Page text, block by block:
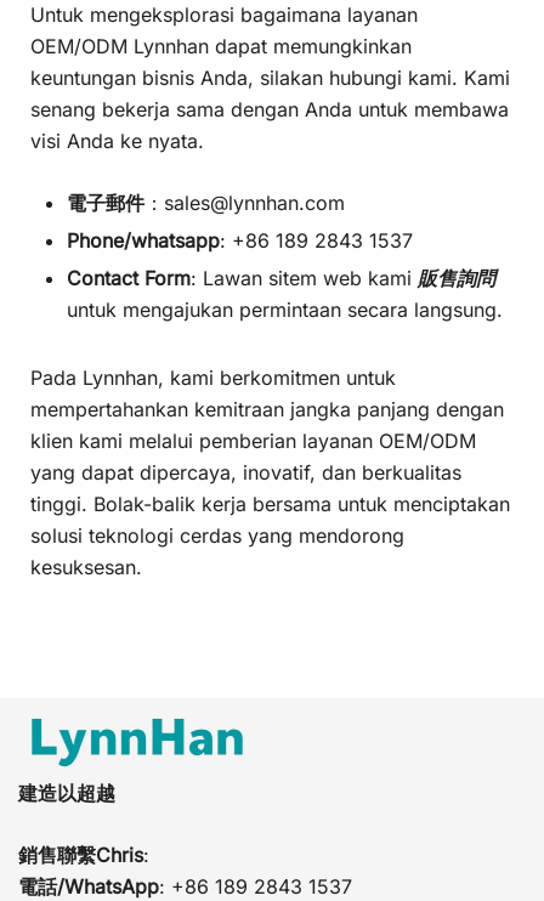
Untuk mengeksplorasi bagaimana layanan
OEM/ODM Lynnhan dapat memungkinkan
keuntungan bisnis Anda, silakan hubungi kami. Kami
senang bekerja sama dengan Anda untuk membawa
visi Anda ke nyata.
電子郵件： sales@lynnhan.com
Phone/whatsapp: +86 189 2843 1537
Contact Form: Lawan sitem web kami 販售詢問
untuk mengajukan permintaan secara langsung.
Pada Lynnhan, kami berkomitmen untuk
mempertahankan kemitraan jangka panjang dengan
klien kami melalui pemberian layanan OEM/ODM
yang dapat dipercaya, inovatif, dan berkualitas
tinggi. Bolak-balik kerja bersama untuk menciptakan
solusi teknologi cerdas yang mendorong
kesuksesan.
建造以超越
銷售聯繫Chris:
電話/WhatsApp: +86 189 2843 1537